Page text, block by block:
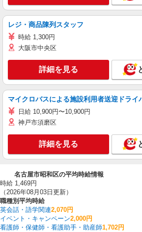
レジ・商品陳列スタッフ
時給 1,300円
大阪市中央区
詳細を見る
マイクロバスによる施設利用者送迎ドライ
日給 10,900円〜10,900円
神戸市須磨区
詳細を見る
名古屋市昭和区の平均時給情報
時給 1,469円
（2026年08月03日更新）
職種別平均時給
英会話・語学関連2,070円
イベント・キャンペーン2,000円
看護師・保健師・看護助手・助産師1,702円